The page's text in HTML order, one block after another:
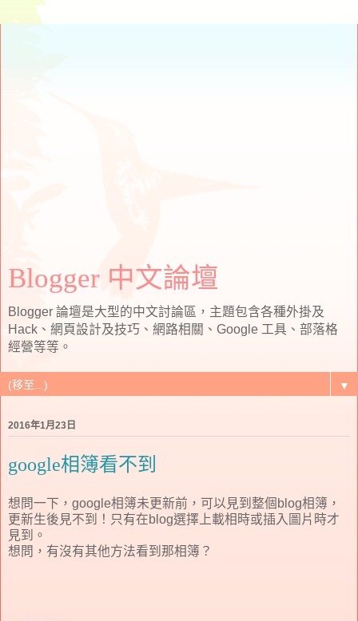
Blogger 中文論壇
Blogger 論壇是大型的中文討論區，主題包含各種外掛及
Hack、網頁設計及技巧、網路相關、Google 工具、部落格
經營等等。
▼
2016年1月23日
google相簿看不到
想問一下，google相簿未更新前，可以見到整個blog相簿，
更新生後見不到！只有在blog選擇上載相時或插入圖片時才
見到。
想問，有沒有其他方法看到那相簿？